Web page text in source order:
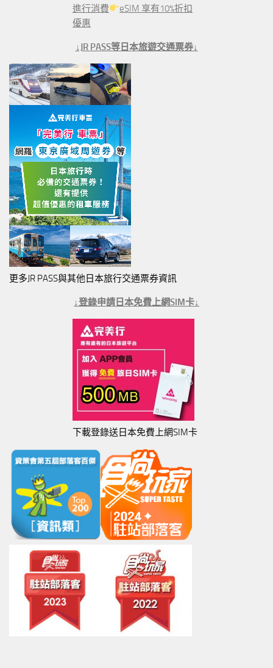
進行消費
eSIM 享有10%折扣
優惠
↓JR PASS等日本旅遊交通票券↓
更多JR PASS與其他日本旅行交通票券資訊
↓登錄申請日本免費上網SIM卡↓
下載登錄送日本免費上網SIM卡